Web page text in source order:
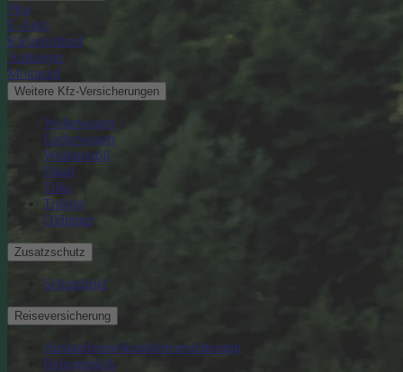
Pkw
E-Auto
Kleinkraftrad
Anhänger
Motorrad
Weitere Kfz-Versicherungen
Wohnwagen
Lieferwagen
Wohnmobil
Quad
Trike
Traktor
Oldtimer
Zusatzschutz
Schutzbrief
Reiseversicherung
Auslandsreisekrankenversicherung
Reisegepäck